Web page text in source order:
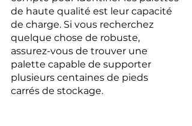
de haute qualité est leur capacité
de charge. Si vous recherchez
quelque chose de robuste,
assurez-vous de trouver une
palette capable de supporter
plusieurs centaines de pieds
carrés de stockage.